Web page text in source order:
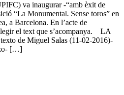
va inaugurar -“amb èxit de
“La Monumental. Sense toros” en
a Barcelona. En l’acte de
el text que s’acompanya. LA
de Miguel Salas (11-02-2016)-
[…]